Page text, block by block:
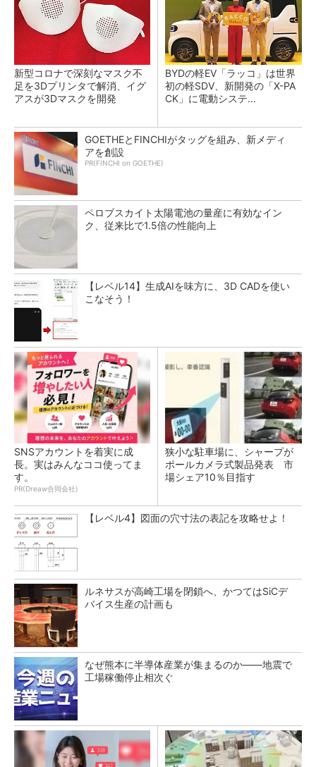
新型コロナで深刻なマスク不
足を3Dプリンタで解消、イグ
アスが3Dマスクを開発
BYDの軽EV「ラッコ」は世界
初の軽SDV、新開発の「X-PA
CK」に電動システ...
GOETHEとFINCHIがタッグを組み、新メディ
アを創設
PR(FINCHI on GOETHE)
ペロブスカイト太陽電池の量産に有効なイン
ク、従来比で1.5倍の性能向上
【レベル14】生成AIを味方に、3D CADを使い
こなそう！
SNSアカウントを着実に成
長。実はみんなココ使ってま
す。
PR(Dreaw合同会社)
狭小な駐車場に、シャープが
ポールカメラ式製品発表 市
場シェア10％目指す
【レベル4】図面の穴寸法の表記を攻略せよ！
ルネサスが高崎工場を閉鎖へ、かつてはSiCデ
バイス生産の計画も
なぜ熊本に半導体産業が集まるのか――地震で
工場稼働停止相次ぐ